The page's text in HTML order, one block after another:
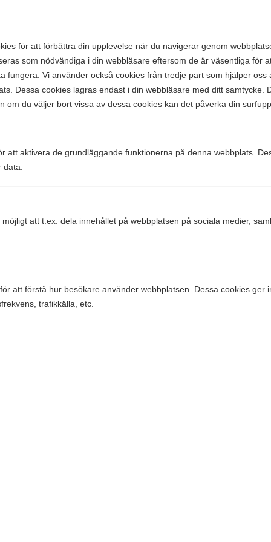
för att förbättra din upplevelse när du navigerar genom
som nödvändiga i din webbläsare eftersom de är väsentliga för
fungera. Vi använder också cookies från tredje part som hjälper oss
Dessa cookies lagras endast i din webbläsare med ditt samtycke.
om du väljer bort vissa av dessa cookies kan det påverka din
att aktivera de grundläggande funktionerna på denna webbplats.
att t.ex. dela innehållet på webbplatsen på sociala medier,
att förstå hur besökare använder webbplatsen. Dessa cookies ger
trafikkälla, etc.
Skeppargatan 32
Företaget